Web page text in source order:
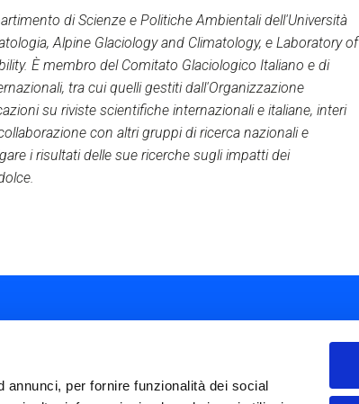
per fornire funzionalità dei social
di Scienze e Politiche Ambientali dell'Università
Alpine Glaciology and Climatology, e Laboratory of
È membro del Comitato Glaciologico Italiano e di
tra cui quelli gestiti dall'Organizzazione
su riviste scientifiche internazionali e italiane, interi
con altri gruppi di ricerca nazionali e
i risultati delle sue ricerche sugli impatti dei